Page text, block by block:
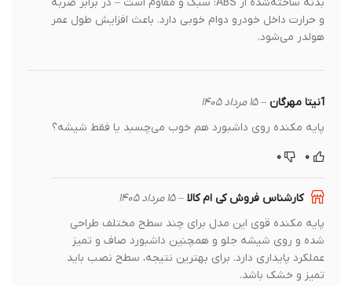
و حرارت داخل خودرو دوام خوبی دارد. باعث افزایش طول عمر
هولدر می‌شود.
آنیتا مهرگان– ۱۵ مرداد ۱۴۰۵
پایه مکنده روی داشبورد هم خوب می‌چسبد یا فقط شیشه؟
کارشناس فروش کی ام کالا– ۱۵ مرداد ۱۴۰۵
پایه مکنده قوی این مدل برای چند سطح مختلف طراحی
شده و روی شیشه جلو و همچنین داشبورد صاف و تمیز
عملکرد پایداری دارد. برای بهترین نتیجه، سطح نصب باید
تمیز و خشک باشد.